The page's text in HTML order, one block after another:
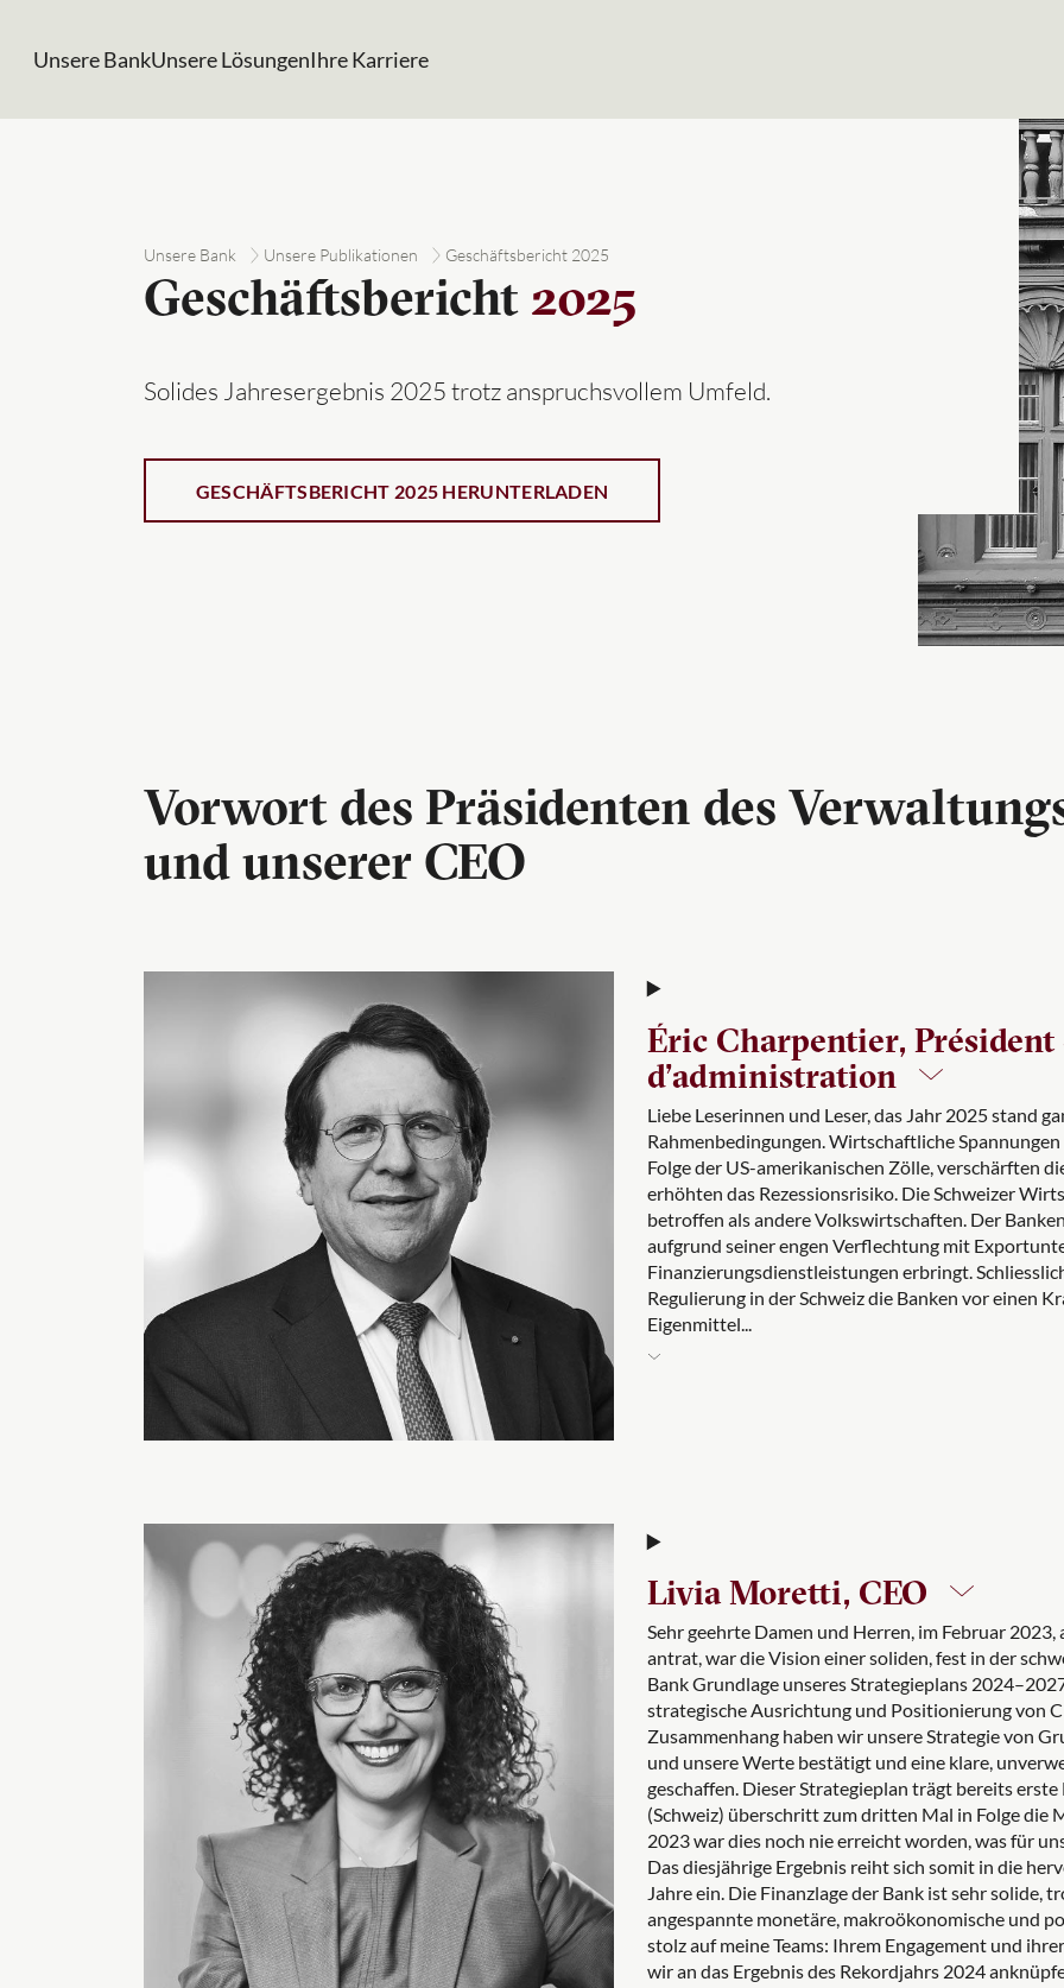
Unsere BankUnsere LösungenIhre Karriere
Unsere Bank Unsere Publikationen Geschäftsbericht 2025
Geschäftsbericht 2025
Solides Jahresergebnis 2025 trotz anspruchsvollem Umfeld.
GESCHÄFTSBERICHT 2025 HERUNTERLADEN
Vorwort des Präsidenten des
und unserer CEO
Éric Charpentier, Président
d’administration
Liebe Leserinnen und Leser, das Jahr 2025 stand
Rahmenbedingungen. Wirtschaftliche
Folge der US-amerikanischen Zölle, verschärften
erhöhten das Rezessionsrisiko. Die Schweizer
betroffen als andere Volkswirtschaften. Der
aufgrund seiner engen Verflechtung mit
Finanzierungsdienstleistungen erbringt.
Regulierung in der Schweiz die Banken vor einen
Eigenmittel...
Livia Moretti, CEO
Sehr geehrte Damen und Herren, im Februar 2023,
antrat, war die Vision einer soliden, fest in der
Bank Grundlage unseres Strategieplans
strategische Ausrichtung und Positionierung von
Zusammenhang haben wir unsere Strategie von
und unsere Werte bestätigt und eine klare,
geschaffen. Dieser Strategieplan trägt bereits
(Schweiz) überschritt zum dritten Mal in Folge die
2023 war dies noch nie erreicht worden, was für
Das diesjährige Ergebnis reiht sich somit in die
Jahre ein. Die Finanzlage der Bank ist sehr solide,
angespannte monetäre, makroökonomische und
stolz auf meine Teams: Ihrem Engagement und
wir an das Ergebnis des Rekordjahrs 2024